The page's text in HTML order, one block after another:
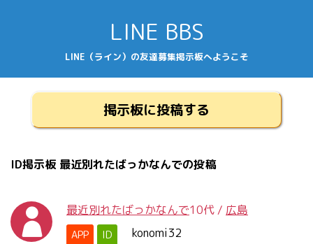
LINE BBS
LINE（ライン）の友達募集掲示板へようこそ
掲示板に投稿する
ID掲示板 最近別れたばっかなんでの投稿
最近別れたばっかなんで10代 / 広島
APP ID konomi32